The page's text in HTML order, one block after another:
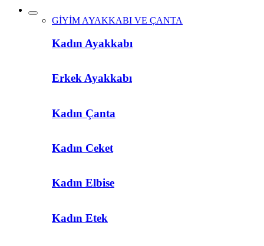
GİYİM AYAKKABI VE ÇANTA
Kadın Ayakkabı
Erkek Ayakkabı
Kadın Çanta
Kadın Ceket
Kadın Elbise
Kadın Etek